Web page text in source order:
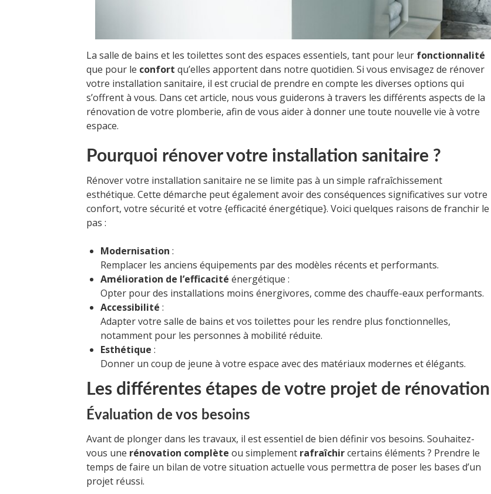
La salle de bains et les toilettes sont des espaces essentiels, tant pour leur fonctionnalité
que pour le confort qu’elles apportent dans notre quotidien. Si vous envisagez de rénover
votre installation sanitaire, il est crucial de prendre en compte les diverses options qui
s’offrent à vous. Dans cet article, nous vous guiderons à travers les différents aspects de la
rénovation de votre plomberie, afin de vous aider à donner une toute nouvelle vie à votre
espace.
Pourquoi rénover votre installation sanitaire ?
Rénover votre installation sanitaire ne se limite pas à un simple rafraîchissement
esthétique. Cette démarche peut également avoir des conséquences significatives sur votre
confort, votre sécurité et votre {efficacité énergétique}. Voici quelques raisons de franchir le
pas :
Modernisation :
Remplacer les anciens équipements par des modèles récents et performants.
Amélioration de l’efficacité énergétique :
Opter pour des installations moins énergivores, comme des chauffe-eaux performants.
Accessibilité :
Adapter votre salle de bains et vos toilettes pour les rendre plus fonctionnelles,
notamment pour les personnes à mobilité réduite.
Esthétique :
Donner un coup de jeune à votre espace avec des matériaux modernes et élégants.
Les différentes étapes de votre projet de rénovation
Évaluation de vos besoins
Avant de plonger dans les travaux, il est essentiel de bien définir vos besoins. Souhaitez-
vous une rénovation complète ou simplement rafraîchircertains éléments ? Prendre le
temps de faire un bilan de votre situation actuelle vous permettra de poser les bases d’un
projet réussi.